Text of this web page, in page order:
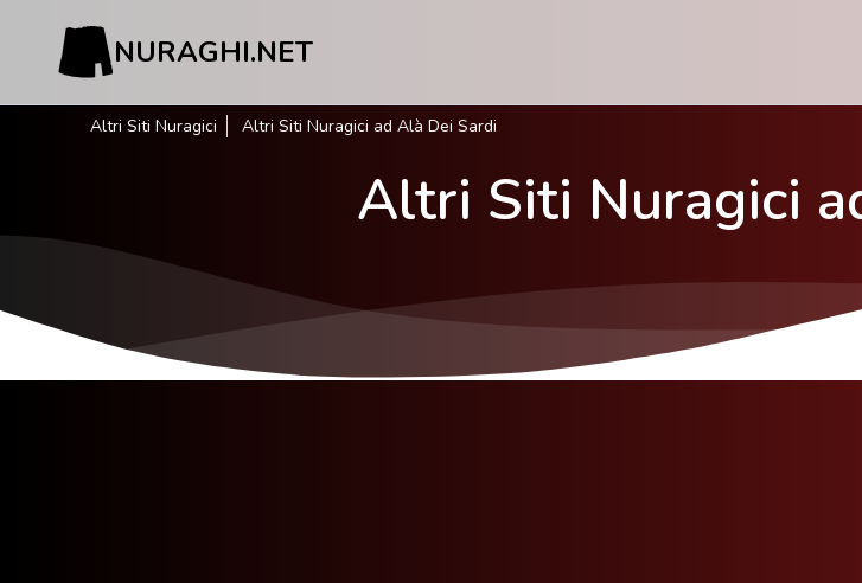
NURAGHI.NET
Altri Siti Nuragici Altri Siti Nuragici ad Alà Dei Sardi
Altri Siti Nuragici